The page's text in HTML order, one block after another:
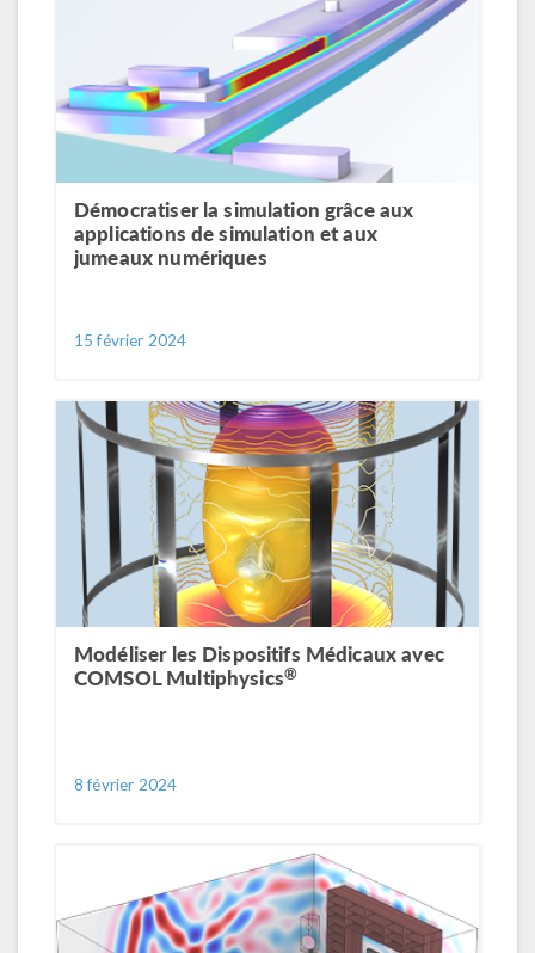
Démocratiser la simulation grâce aux
applications de simulation et aux
jumeaux numériques
15 février 2024
Modéliser les Dispositifs Médicaux avec
COMSOL Multiphysics®
8 février 2024